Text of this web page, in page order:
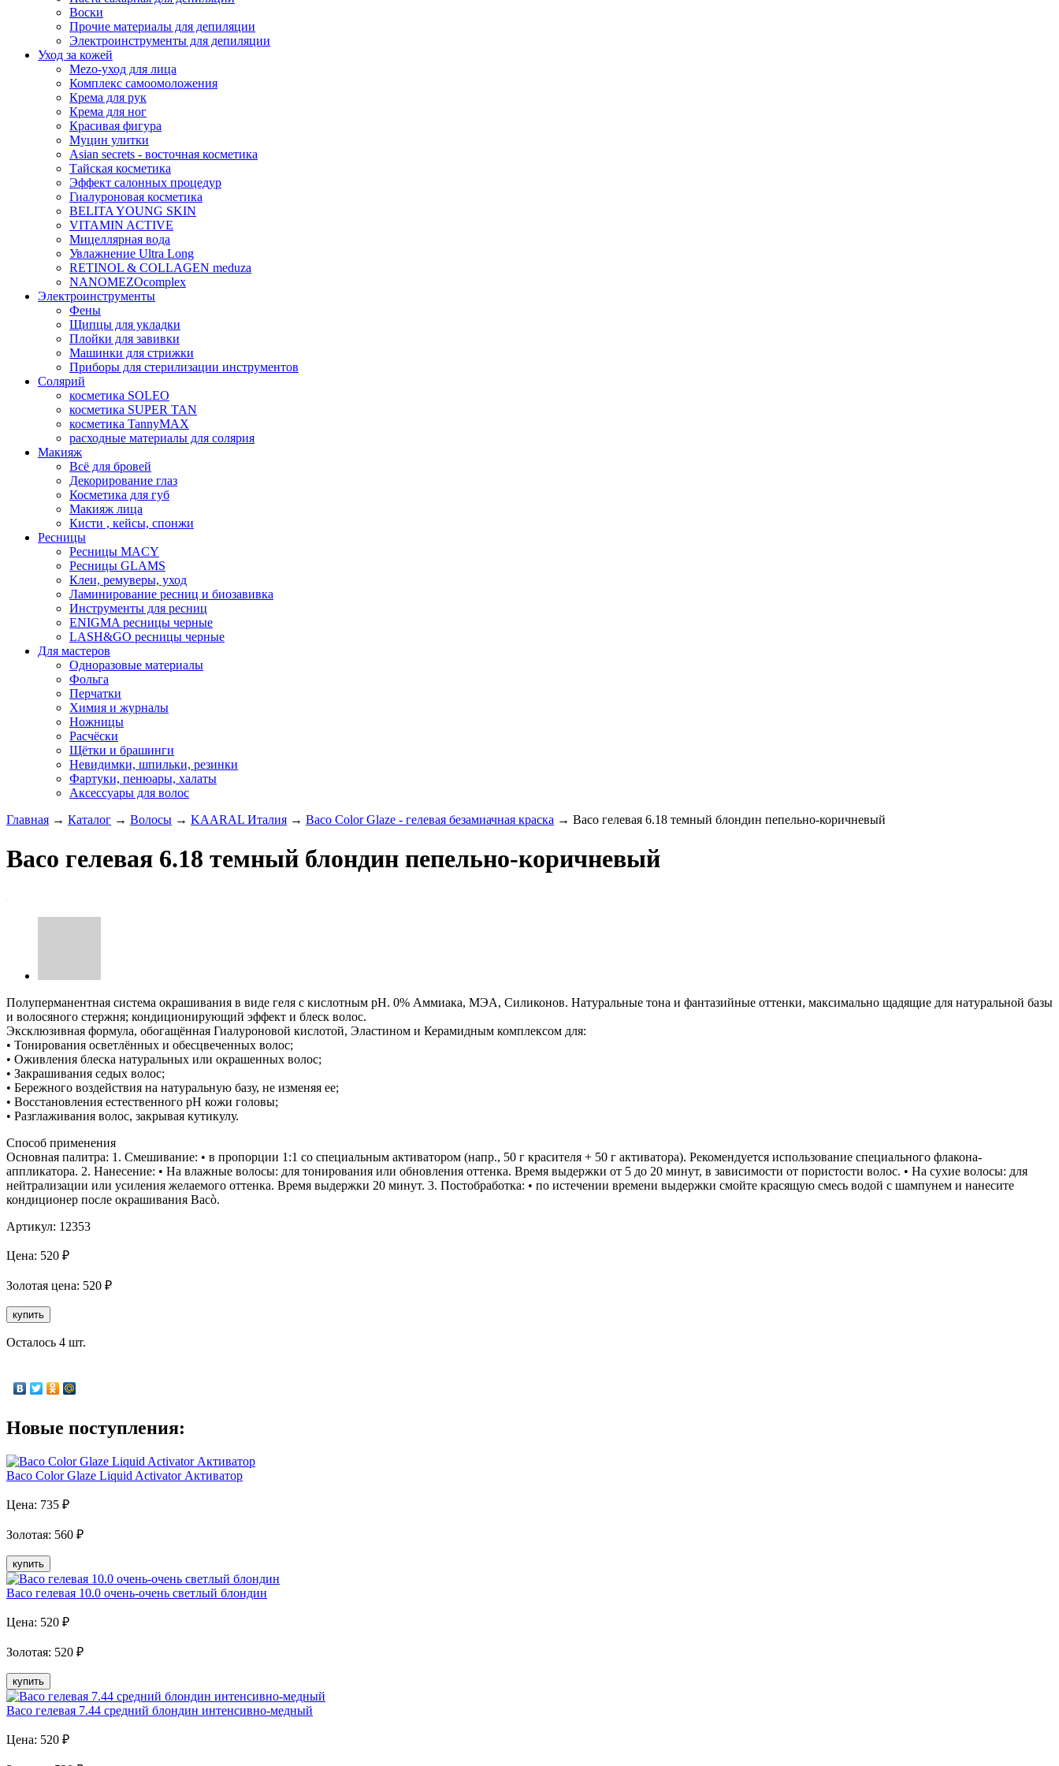
Воски
Прочие материалы для депиляции
Электроинструменты для депиляции
Уход за кожей
Mezo-уход для лица
Комплекс самоомоложения
Крема для рук
Крема для ног
Красивая фигура
Муцин улитки
Asian seсrets - восточная косметика
Тайская косметика
Эффект салонных процедур
Гиалуроновая косметика
BELITA YOUNG SKIN
VITAMIN ACTIVE
Мицеллярная вода
Увлажнение Ultra Long
RETINOL & COLLAGEN meduza
NANOMEZOcomplex
Электроинструменты
Фены
Щипцы для укладки
Плойки для завивки
Машинки для стрижки
Приборы для стерилизации инструментов
Солярий
косметика SOLEO
косметика SUPER TAN
косметика TannyMAX
расходные материалы для солярия
Макияж
Всё для бровей
Декорирование глаз
Косметика для губ
Макияж лица
Кисти , кейсы, спонжи
Ресницы
Ресницы MACY
Ресницы GLAMS
Клеи, ремуверы, уход
Ламинирование ресниц и биозавивка
Инструменты для ресниц
ENIGMA ресницы черные
LASH&GO ресницы черные
Для мастеров
Одноразовые материалы
Фольга
Перчатки
Химия и журналы
Ножницы
Расчёски
Щётки и брашинги
Невидимки, шпильки, резинки
Фартуки, пенюары, халаты
Аксессуары для волос
Главная → Каталог → Волосы → KAARAL Италия → Baco Color Glaze - гелевая безамиачная краска → Baco гелевая 6.18 темный блондин пепельно-коричневый
Baco гелевая 6.18 темный блондин пепельно-коричневый
Полуперманентная система окрашивания в виде геля с кислотным pH. 0% Аммиака, МЭА, Силиконов. Натуральные тона и фантазийные оттенки, максимально щадящие для натуральной базы
и волосяного стержня; кондиционирующий эффект и блеск волос.
Эксклюзивная формула, обогащённая Гиалуроновой кислотой, Эластином и Керамидным комплексом для:
• Тонирования осветлённых и обесцвеченных волос;
• Оживления блеска натуральных или окрашенных волос;
• Закрашивания седых волос;
• Бережного воздействия на натуральную базу, не изменяя ее;
• Восстановления естественного рН кожи головы;
• Разглаживания волос, закрывая кутикулу.
Способ применения
Основная палитра: 1. Смешивание: • в пропорции 1:1 со специальным активатором (напр., 50 г красителя + 50 г активатора). Рекомендуется использование специального флакона-
аппликатора. 2. Нанесение: • На влажные волосы: для тонирования или обновления оттенка. Время выдержки от 5 до 20 минут, в зависимости от пористости волос. • На сухие волосы: для
нейтрализации или усиления желаемого оттенка. Время выдержки 20 минут. 3. Постобработка: • по истечении времени выдержки смойте красящую смесь водой с шампунем и нанесите
кондиционер после окрашивания Bacò.
Артикул: 12353
Цена: 520 ₽
Золотая цена: 520 ₽
купить
Осталось 4 шт.
Новые поступления:
Baco Color Glaze Liquid Activator Активатор
Цена: 735 ₽
Золотая: 560 ₽
купить
Baco гелевая 10.0 очень-очень светлый блондин
Цена: 520 ₽
Золотая: 520 ₽
купить
Baco гелевая 7.44 средний блондин интенсивно-медный
Цена: 520 ₽